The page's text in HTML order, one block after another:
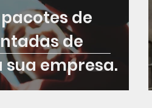
de
de
empresa.